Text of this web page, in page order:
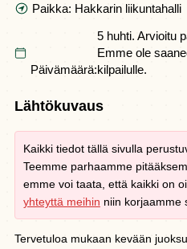
Paikka: Hakkarin liikuntahalli
Päivämäärä:
5 huhti. Arvioitu
Emme ole
kilpailulle.
Lähtökuvaus
Kaikki tiedot tällä sivulla
Teemme parhaamme
emme voi taata, että kaikki on
yhteyttä meihin niin korjaamme
Tervetuloa mukaan kevään